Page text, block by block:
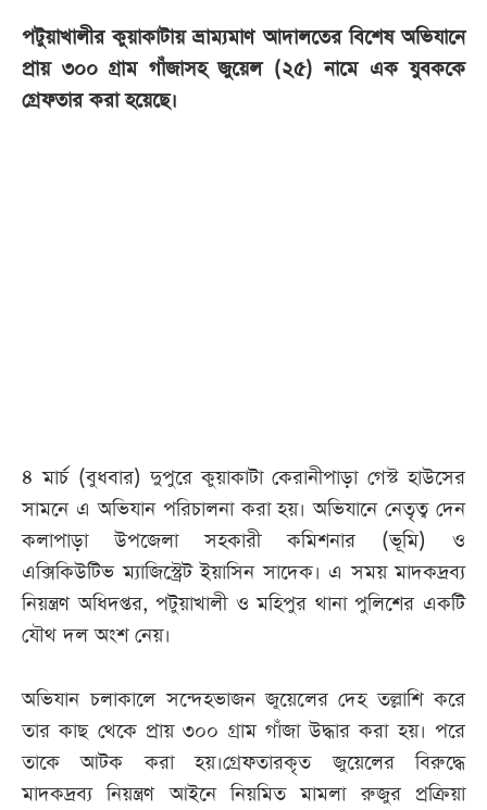
সব
বিভাগ
পেপার
পটুয়াখালীর কুয়াকাটায় ভ্রাম্যমাণ আদালতের বিশেষ অভিযানে
প্রায় ৩০০ গ্রাম গাঁজাসহ জুয়েল (২৫) নামে এক যুবককে
গ্রেফতার করা হয়েছে।
৪ মার্চ (বুধবার) দুপুরে কুয়াকাটা কেরানীপাড়া গেস্ট হাউসের
সামনে এ অভিযান পরিচালনা করা হয়। অভিযানে নেতৃত্ব দেন
কলাপাড়া উপজেলা সহকারী কমিশনার (ভূমি) ও
এক্সিকিউটিভ ম্যাজিস্ট্রেট ইয়াসিন সাদেক। এ সময় মাদকদ্রব্য
নিয়ন্ত্রণ অধিদপ্তর, পটুয়াখালী ও মহিপুর থানা পুলিশের একটি
যৌথ দল অংশ নেয়।
অভিযান চলাকালে সন্দেহভাজন জুয়েলের দেহ তল্লাশি করে
তার কাছ থেকে প্রায় ৩০০ গ্রাম গাঁজা উদ্ধার করা হয়। পরে
তাকে আটক করা হয়।গ্রেফতারকৃত জুয়েলের বিরুদ্ধে
মাদকদ্রব্য নিয়ন্ত্রণ আইনে নিয়মিত মামলা রুজুর প্রক্রিয়া